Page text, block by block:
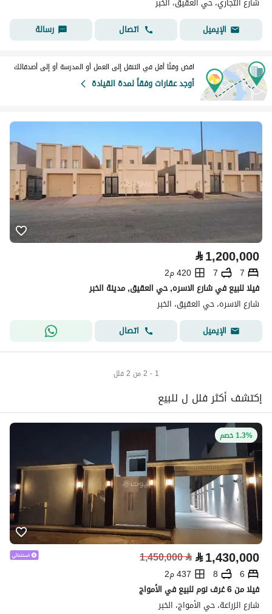
الإيميل
اتصال رسالة
اقض وقتًا أقل في التنقل إلى العمل أو المدرسة أو إلى أصدقائك
أوجد عقارات وفقاً لمدة القيادة
⃁1,200,000
7
7
420 م2
فيلا للبيع في شارع الاسره, حي العقيق, مدينة الخبر
شارع الاسره، حي العقيق، الخبر
الإيميل
اتصال
1 - 2 من 2 فلل
إكتشف أكثر فلل ل للبيع
1.3% خصم
⃁1,430,000
⃁
1,450,000
6
8
437 م2
فيلا من 6 غرف نوم للبيع في الأمواج
شارع الزراعة، حي الأمواج، الخبر